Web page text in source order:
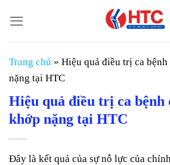
đến
nội
dung
Trang chủ » Hiệu quả điều trị ca
nặng tại HTC
Hiệu quả điều trị ca bệnh
khớp nặng tại HTC
Đây là kết quả của sự nỗ lực của